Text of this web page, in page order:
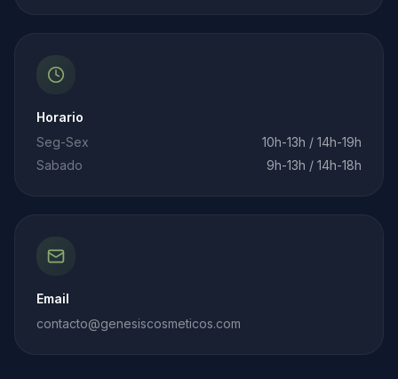
Horario
Seg-Sex
10h-13h / 14h-19h
Sabado
9h-13h / 14h-18h
Email
contacto@genesiscosmeticos.com